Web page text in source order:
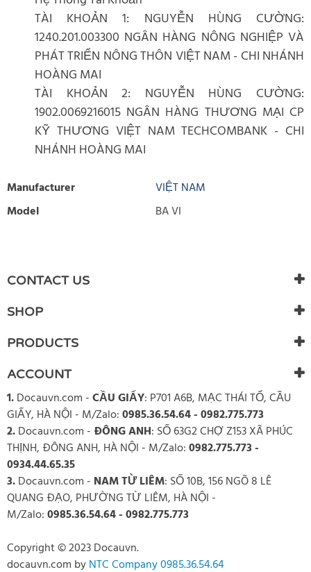
TÀI KHOẢN 1: NGUYỄN HÙNG CƯỜNG:
1240.201.003300 NGÂN HÀNG NÔNG NGHIỆP VÀ
PHÁT TRIỂN NÔNG THÔN VIỆT NAM - CHI NHÁNH
HOÀNG MAI
TÀI KHOẢN 2: NGUYỄN HÙNG CƯỜNG:
1902.0069216015 NGÂN HÀNG THƯƠNG MẠI CP
KỸ THƯƠNG VIỆT NAM TECHCOMBANK - CHI
NHÁNH HOÀNG MAI
Manufacturer
VIỆT NAM
Model
BA VI
There are currently no product reviews. Be the first who write
review
CONTACT US
SHOP
PRODUCTS
ACCOUNT
1.Docauvn.com -CẦU GIẤY: P701 A6B, MẠC THÁI TỔ, CẦU
GIẤY, HÀ NỘI - M/Zalo:0985.36.54.64 - 0982.775.773
2.Docauvn.com - ĐÔNG ANH: SỐ 63G2 CHỢ Z153 XÃ PHÚC
THỊNH, ĐÔNG ANH, HÀ NỘI - M/Zalo:0982.775.773 -
0934.44.65.35
3.Docauvn.com - NAM TỪ LIÊM: SỐ 10B, 156 NGÕ 8 LÊ
QUANG ĐẠO, PHƯỜNG TỪ LIÊM, HÀ NỘI -
M/Zalo:0985.36.54.64 - 0982.775.773
Copyright © 2023 Docauvn.
docauvn.com byNTC Company 0985.36.54.64